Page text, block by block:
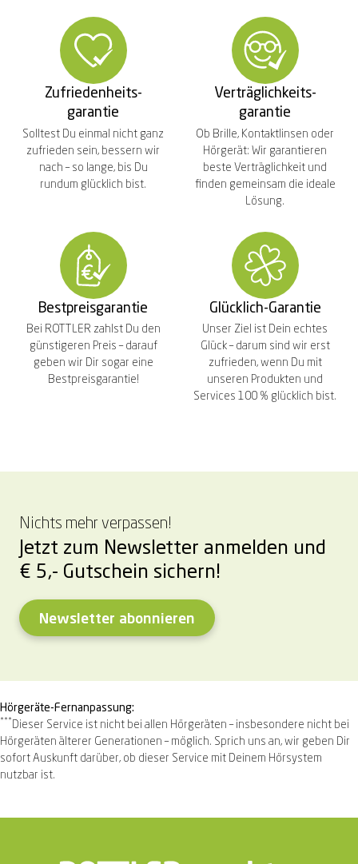
Zufriedenheits-
garantie
Solltest Du einmal nicht ganz
zufrieden sein, bessern wir
nach – so lange, bis Du
rundum glücklich bist.
Verträglichkeits-
garantie
Ob Brille, Kontaktlinsen oder
Hörgerät: Wir garantieren
beste Verträglichkeit und
finden gemeinsam die ideale
Lösung.
Bestpreisgarantie
Bei ROTTLER zahlst Du den
günstigeren Preis – darauf
geben wir Dir sogar eine
Bestpreisgarantie!
Glücklich-Garantie
Unser Ziel ist Dein echtes
Glück – darum sind wir erst
zufrieden, wenn Du mit
unseren Produkten und
Services 100 % glücklich bist.
Nichts mehr verpassen!
Jetzt zum Newsletter anmelden und
€ 5,- Gutschein sichern!
Newsletter abonnieren
Hörgeräte-Fernanpassung:
*** Dieser Service ist nicht bei allen Hörgeräten – insbesondere nicht bei
Hörgeräten älterer Generationen – möglich. Sprich uns an, wir geben Dir
sofort Auskunft darüber, ob dieser Service mit Deinem Hörsystem
nutzbar ist.